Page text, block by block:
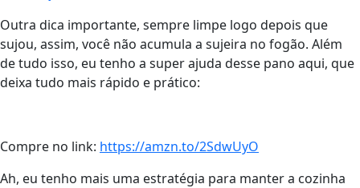
Outra dica importante, sempre limpe logo depois que
sujou, assim, você não acumula a sujeira no fogão. Além
de tudo isso, eu tenho a super ajuda desse pano aqui, que
deixa tudo mais rápido e prático:
Compre no link: https://amzn.to/2SdwUyO
Ah, eu tenho mais uma estratégia para manter a cozinha